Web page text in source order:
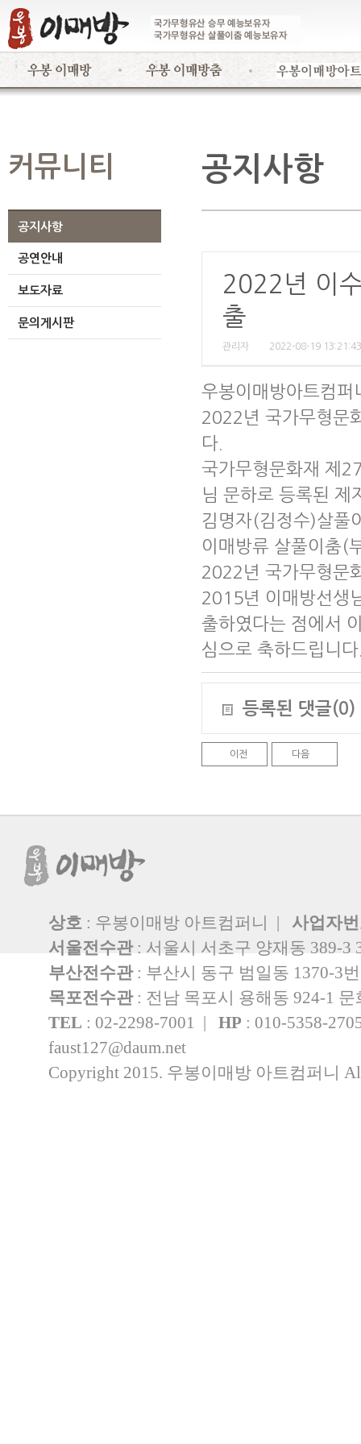
커뮤니티
공지사항
공연안내
보도자료
문의게시판
공지사항
2022년 이
출
관리자 2022-08-19 13:21:43
우봉이매방아트컴퍼
2022년 국가무형문
다.
국가무형문화재 제
님 문하로 등록된 제
김명자(김정수)살풀
이매방류 살풀이춤(
2022년 국가무형문
2015년 이매방선생
출하였다는 점에서
심으로 축하드립니
등록된 댓글(0)
이전 다음
상호 : 우봉이매방 아트컴퍼니 | 사업자
서울전수관: 서울시 서초구 양재동 389-3
부산전수관: 부산시 동구 범일동 1370-3
목포전수관: 전남 목포시 용해동 924-1
TEL : 02-2298-7001 | HP : 010-5358-
faust127@daum.net
Copyright 2015. 우봉이매방 아트컴퍼니